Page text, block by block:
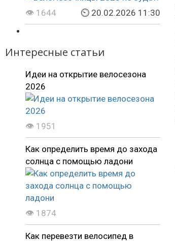
👁 1644 ⏲ 20.02.2026 11:30
Интересные статьи
Идеи на открытие велосезона
2026
👁 1951
Как определить время до захода
солнца с помощью ладони
👁 1874
Как перевезти велосипед в